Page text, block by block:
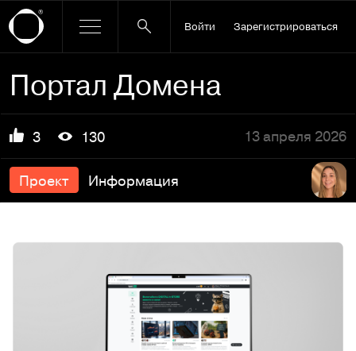
Войти Зарегистрироваться
Портал Домена
3 130 13 апреля 2026
Проект Информация